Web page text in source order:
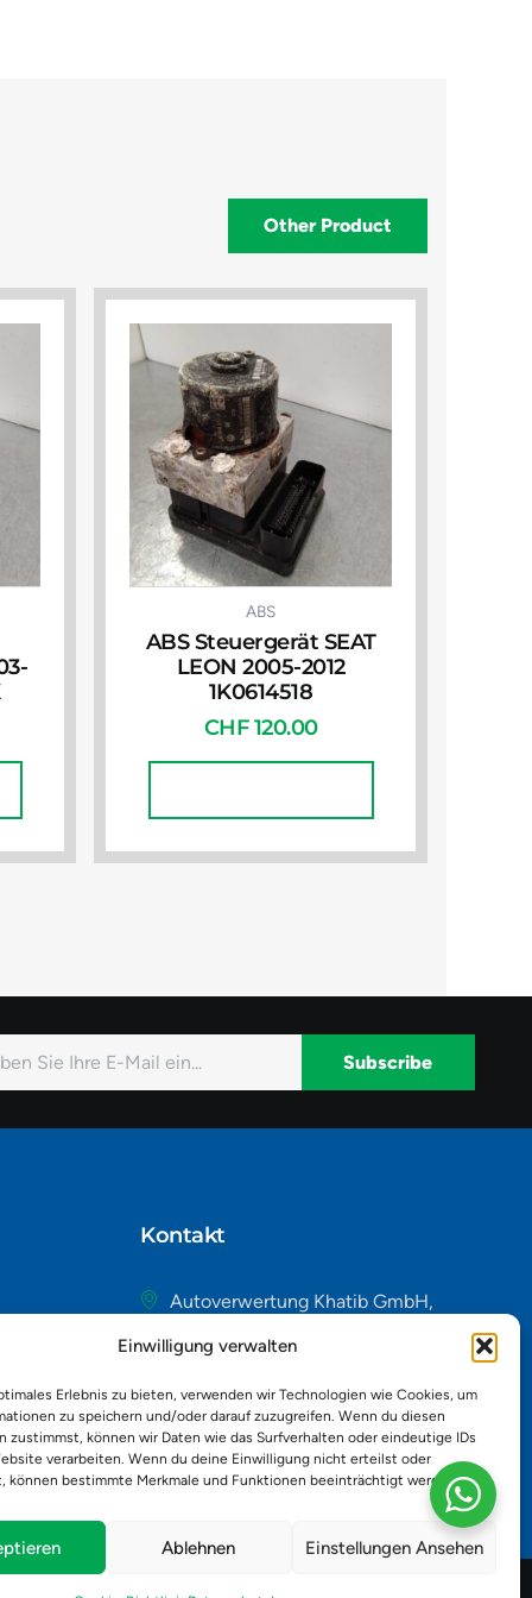
Einwilligung verwalten
Erlebnis zu bieten, verwenden wir Technologien wie Cookies, um
zu speichern und/oder darauf zuzugreifen. Wenn du diesen
zustimmst, können wir Daten wie das Surfverhalten oder eindeutige IDs
verarbeiten. Wenn du deine Einwilligung nicht erteilst oder
können bestimmte Merkmale und Funktionen beeinträchtigt werden.
Ablehnen Einstellungen Ansehen
Other Product
ABS
ABS Steuergerät SEAT
LEON 2005-2012
1K0614518
CHF120.00
Subscribe
Kontakt
Autoverwertung Khatib GmbH,
Schweiz
admin@autobuchs.ch
043 243 50 30